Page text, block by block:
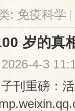
: 免疫科学 |
岁的真
2026-4-3
刊重磅：